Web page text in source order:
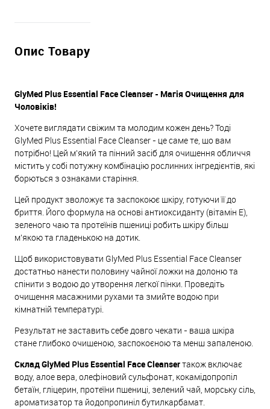
Опис Товару
GlyMed Plus Essential Face Cleanser - Магія Очищення для
Чоловіків!
Хочете виглядати свіжим та молодим кожен день? Тоді
GlyMed Plus Essential Face Cleanser - це саме те, що вам
потрібно! Цей м'який та пінний засіб для очищення обличчя
містить у собі потужну комбінацію рослинних інгредієнтів, які
борються з ознаками старіння.
Цей продукт зволожує та заспокоює шкіру, готуючи її до
бриття. Його формула на основі антиоксиданту (вітамін Е),
зеленого чаю та протеїнів пшениці робить шкіру більш
м'якою та гладенькою на дотик.
Щоб використовувати GlyMed Plus Essential Face Cleanser
достатньо нанести половину чайної ложки на долоню та
спінити з водою до утворення легкої пінки. Проведіть
очищення масажними рухами та змийте водою при
кімнатній температурі.
Результат не заставить себе довго чекати - ваша шкіра
стане глибоко очищеною, заспокоєною та менш запаленою.
Склад GlyMed Plus Essential Face Cleanserтакож включає
воду, алое вера, олефіновий сульфонат, кокамідопропіл
бетаїн, гліцерин, протеїни пшениці, зелений чай, морську сіль,
ароматизатор та йодопропиніл бутилкарбамат.